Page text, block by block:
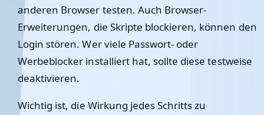
anderen Browser testen. Auch Browser-
Erweiterungen, die Skripte blockieren, können den
Login stören. Wer viele Passwort- oder
Werbeblocker installiert hat, sollte diese testweise
deaktivieren.
Wichtig ist, die Wirkung jedes Schritts zu